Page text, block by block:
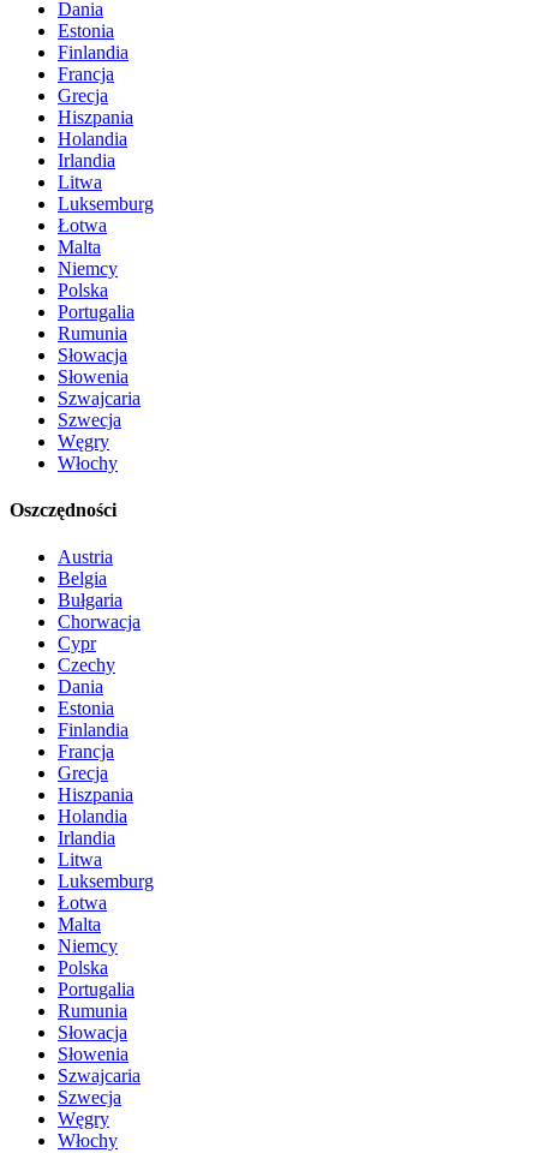
Dania
Estonia
Finlandia
Francja
Grecja
Hiszpania
Holandia
Irlandia
Litwa
Luksemburg
Łotwa
Malta
Niemcy
Polska
Portugalia
Rumunia
Słowacja
Słowenia
Szwajcaria
Szwecja
Węgry
Włochy
Oszczędności
Austria
Belgia
Bułgaria
Chorwacja
Cypr
Czechy
Dania
Estonia
Finlandia
Francja
Grecja
Hiszpania
Holandia
Irlandia
Litwa
Luksemburg
Łotwa
Malta
Niemcy
Polska
Portugalia
Rumunia
Słowacja
Słowenia
Szwajcaria
Szwecja
Węgry
Włochy